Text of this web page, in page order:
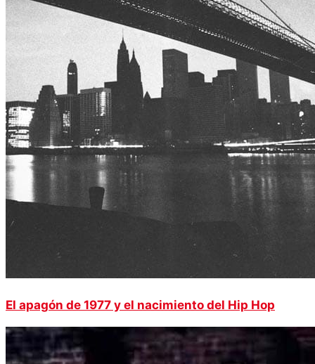
El apagón de 1977 y el nacimiento del Hip Hop